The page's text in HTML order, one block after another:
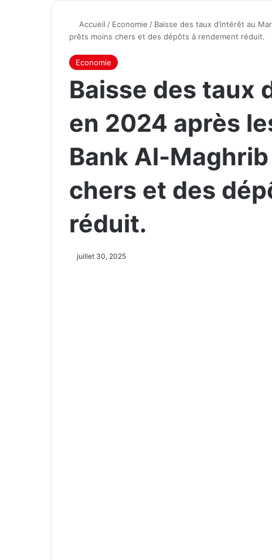
Accueil / Economie / Baisse des taux d’intérêt au
prêts moins chers et des dépôts à rendement réduit.
Economie
Baisse des taux
en 2024 après
Bank Al-
chers et des
réduit.
juillet 30, 2025